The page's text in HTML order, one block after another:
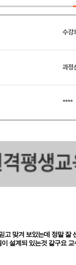
수강
과정
****
고 맞겨 보았는데 정말
설계되 있는것 같구요